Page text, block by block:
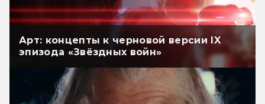
Арт: концепты к черновой версии IX
эпизода «Звёздных войн»